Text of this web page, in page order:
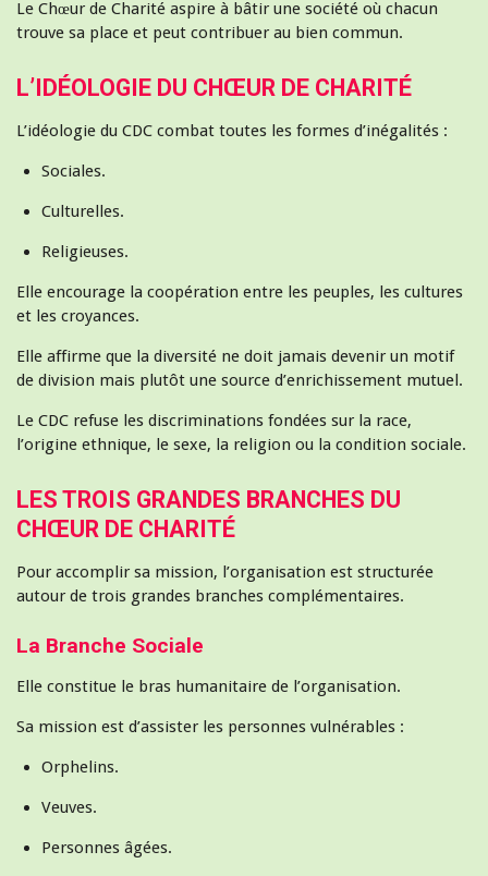
Le Chœur de Charité aspire à bâtir une société où chacun
trouve sa place et peut contribuer au bien commun.
L’IDÉOLOGIE DU CHŒUR DE CHARITÉ
L’idéologie du CDC combat toutes les formes d’inégalités :
Sociales.
Culturelles.
Religieuses.
Elle encourage la coopération entre les peuples, les cultures
et les croyances.
Elle affirme que la diversité ne doit jamais devenir un motif
de division mais plutôt une source d’enrichissement mutuel.
Le CDC refuse les discriminations fondées sur la race,
l’origine ethnique, le sexe, la religion ou la condition sociale.
LES TROIS GRANDES BRANCHES DU
CHŒUR DE CHARITÉ
Pour accomplir sa mission, l’organisation est structurée
autour de trois grandes branches complémentaires.
La Branche Sociale
Elle constitue le bras humanitaire de l’organisation.
Sa mission est d’assister les personnes vulnérables :
Orphelins.
Veuves.
Personnes âgées.